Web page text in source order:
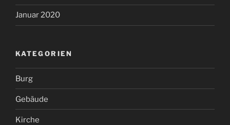
Januar 2020
KATEGORIEN
Burg
Gebäude
Kirche